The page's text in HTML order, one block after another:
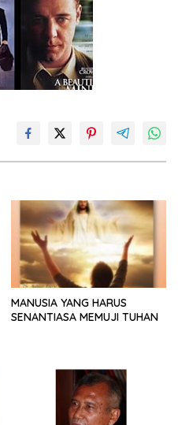
MANUSIA YANG HARUS
SENANTIASA MEMUJI TUHAN